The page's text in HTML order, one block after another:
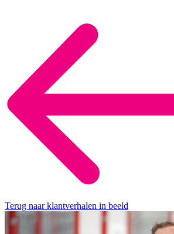
Terug naar klantverhalen in beeld